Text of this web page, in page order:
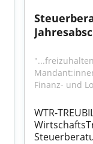
Finanz- und
WTR-